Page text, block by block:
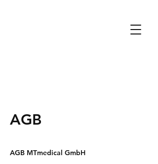
AGB
AGB MTmedical GmbH